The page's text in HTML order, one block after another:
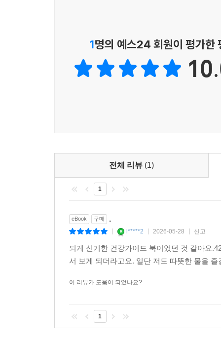
9. 예방의학 전문의: "질병의 하데스에 발을 들이
10. 응급의학과 과장: "생명의 위기 순간마다
예방책이다.”
3. 베스트셀러 작가: "건강 담론의 지형을 바꿀 혁
4. 메이저 방송사 뉴스 앵커: "가짜 정보가 판치는
5. 유명 현대무용가: "세포 하나하나의 유연성은
6. 라이프스타일 매거진 편집장: "트렌드를 넘어
■ 경제 및 산업계 (7인)
1. 글로벌 IT 기업 CEO: "최고의 성과를 내는 팀
3. 식품공학 연구소장: "무엇을 먹는가보다 더
4. 항공우주산업 수석연구원: "극한의 환경에서
6. 산업안전보건공단 고문: "작업 현장에서의 피
1명의 예스24 회원이 평가한
전체 리뷰 (1)
1
eBook 구매 .
l*****2 2026-05-28 신고
되게 신기한 건강가이드 북이었던 것 같아요
서 보게 되더라고요. 일단 저도 따뜻한 물을
이 리뷰가 도움이 되었나요?
1